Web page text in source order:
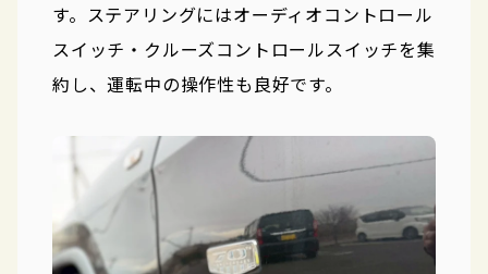
す。ステアリングにはオーディオコントロール
スイッチ・クルーズコントロールスイッチを集
約し、運転中の操作性も良好です。